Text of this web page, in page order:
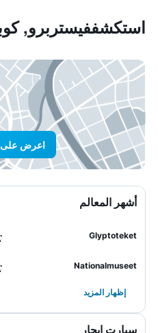
استكشففيستربرو,
اعرض على
أشهر المعالم
Glyptoteket
Nationalmuseet
إظهار المزيد
سيارت ايجار